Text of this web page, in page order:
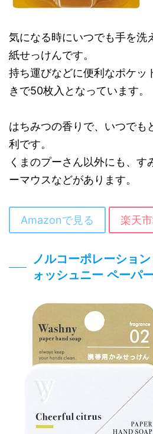
気になる時にいつでも手を洗
紙せっけんです。
持ち運びなどに便利なポケッ
きで50枚入となっています。
はちみつの香りで、いつでも
利です。
くまのプーさん以外にも、す
ーマウスなどがあります。
Amazonで見る 楽天
ノルコーポレーショ
ォッシュニー ペーパ